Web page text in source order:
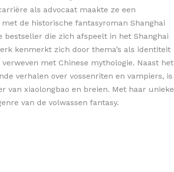
als advocaat maakte ze een
de historische fantasyroman Shanghai
bestseller die zich afspeelt in het Shanghai
kenmerkt zich door thema’s als identiteit
met Chinese mythologie. Naast het
verhalen over vossenriten en vampiers, is
van xiaolongbao en breien. Met haar unieke
van de volwassen fantasy.